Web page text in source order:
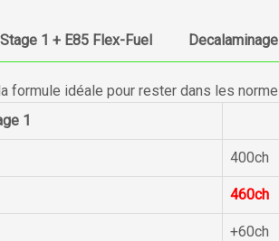
Stage 1 + E85 Flex-Fuel Decalaminage
formule idéale pour rester dans les
1
400ch
460ch
+60ch